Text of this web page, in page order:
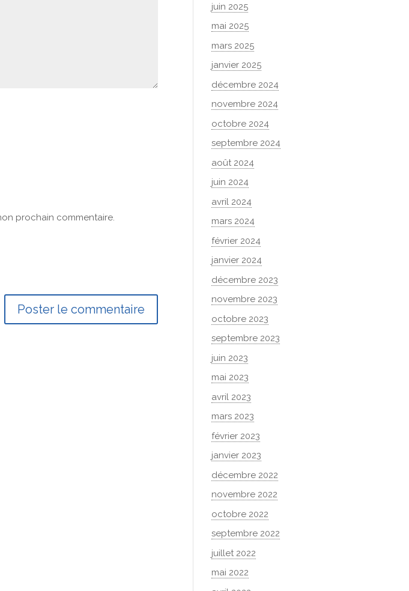
prochain commentaire.
juin 2025
mai 2025
mars 2025
janvier 2025
décembre 2024
novembre 2024
octobre 2024
septembre 2024
août 2024
juin 2024
avril 2024
mars 2024
février 2024
janvier 2024
décembre 2023
novembre 2023
octobre 2023
septembre 2023
juin 2023
mai 2023
avril 2023
mars 2023
février 2023
janvier 2023
décembre 2022
novembre 2022
octobre 2022
septembre 2022
juillet 2022
mai 2022